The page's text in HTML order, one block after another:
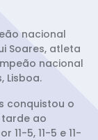
nacional
Soares, atleta
nacional
Lisboa.
conquistou o
ao
5, 11-5 e 11-